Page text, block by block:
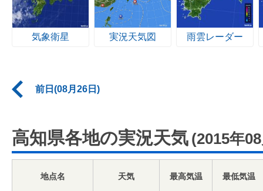
気象衛星 実況天気図 雨雲レーダー
前日(08月26日)
高知県各地の実況天気 (2015年
地点名 天気 最高気温 最低気温